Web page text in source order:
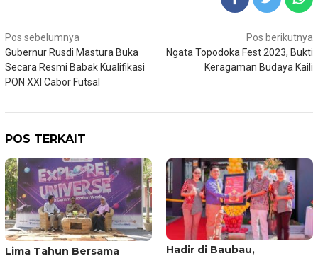
Navigasi
pos
Pos sebelumnya
Gubernur Rusdi Mastura Buka
Secara Resmi Babak Kualifikasi
PON XXI Cabor Futsal
Pos berikutnya
Ngata Topodoka Fest 2023, Bukti
Keragaman Budaya Kaili
POS TERKAIT
Lima Tahun Bersama
Hadir di Baubau,